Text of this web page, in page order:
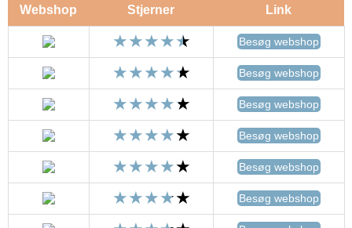
Webshop Stjerner Link
Besøg webshop
Besøg webshop
Besøg webshop
Besøg webshop
Besøg webshop
Besøg webshop